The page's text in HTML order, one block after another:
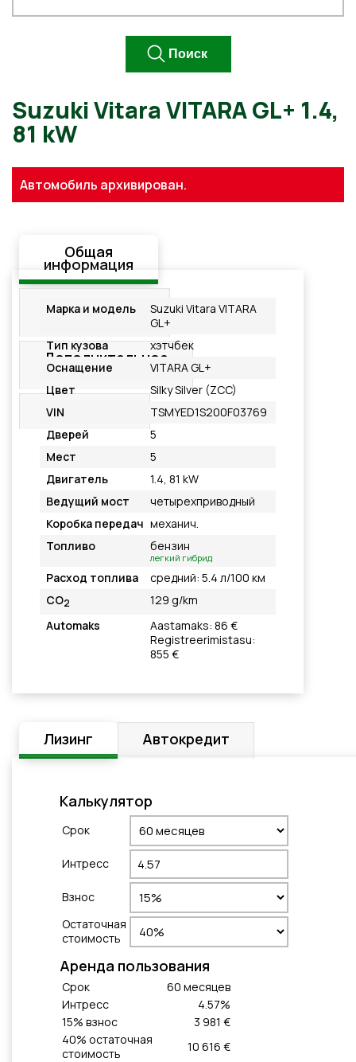
Suzuki Vitara VITARA GL+
Автомобиль архивирован.
Общая
информация
Стандартная
комплектация
Дополнительное
оснащение
Подробнее
Марка и модель
Suzuki Vitara VITARA
GL+
Тип кузова
хэтчбек
Оснащение
VITARA GL+
Цвет
Silky Silver (ZCC)
VIN
TSMYED1S200F03769
Дверей
5
Мест
5
Двигатель
1.4, 81 kW
Ведущий мост
четырехприводный
Коробка передач механич.
Топливо
бензин
легкий гибрид
Расход топлива
средний: 5.4 л/100 км
CO2
129 g/km
Automaks
Aastamaks: 86 €
Registreerimistasu:
855 €
Лизинг Автокредит
Калькулятор
Cрок
Интресс
Взнос
Остаточная
стоимость
Aренда пользования
Cрок 60 месяцeв
Интресс
4.57%
15% взнос
3 981 €
40% остаточная
стоимость
10 616 €